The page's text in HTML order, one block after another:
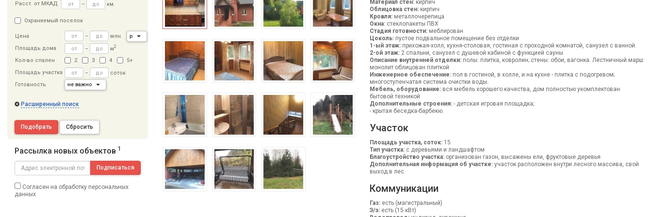
Расст. от МКАД – км.
Охраняемый поселок
Цена – млн.
р
Площадь дома
– м2
Кол-во спален 2 3 4
5+
Площадь участка
–
соток
Готовность
не важно
Расширенный поиск
Подобрать Сбросить
Рассылка новых объектов 1
Подписаться
Согласен на обработку персональных
данных
Материал стен:кирпич
Облицовка стен:кирпич
Кровля:металлочерепица
Окна:стеклопакеты ПВХ
Стадия готовности:меблирован
Цоколь:пустое подвальное помещение без отделки
1-ый этаж:прихожая-холл, кухня-столовая, гостиная с проходной комнатой, санузел с ванной.
2-ой этаж:2 спальни, санузел с душевой кабиной с функцией сауны
Описание внутренней отделки:полы: плитка, ковролин; стены: обои, вагонка. Лестничный марш:
монолит облицован плиткой
Инженерное обеспечение:пол в гостиной, в холле, и на кухне - плитка с подогревом;
многоступенчатая система очистки воды.
Мебель, оборудование:вся мебель хорошего качества, дом полностью укомплектован
бытовой техникой
Дополнительные строения:- детская игровая площадка;
- крытая беседка-барбекю.
Участок
Площадь участка, соток:15
Тип участка:с деревьями и ландшафтом
Благоустройство участка:организован газон, высажены ели, фруктовые деревья
Дополнительная информация об участке:участок расположен внутри лесного массива, свой
выход в лес
Коммуникации
Газ:есть (магистральный)
Э/э:есть (15 кВт)